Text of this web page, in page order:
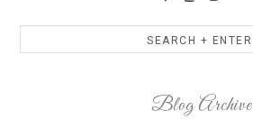
Blog Archive